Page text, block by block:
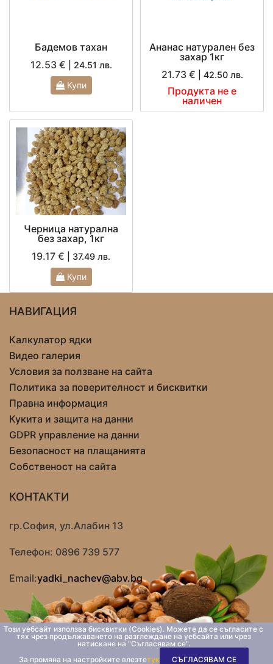
Бадемов тахан
12.53 €
| 24.51 лв.
Купи
Ананас натурален без
захар 1кг
21.73 €
| 42.50 лв.
Продукта не е
наличен
Черница натурална
без захар, 1кг
19.17 €
| 37.49 лв.
Купи
НАВИГАЦИЯ
Калкулатор ядки
Видео галерия
Условия за ползване на сайта
Политика за поверителност и бисквитки
Правна информация
Кукита и защита на данни
GDPR управление на данни
Безопасност на плащанията
Собственост на сайта
КОНТАКТИ
гр.София, ул.Алабин 13
Телефон: 0896 739 577
Email:yadki_nachev@abv.bg
© Copyright 2019. Всички права запазени. Уеб дизайн
www.irisvisia.com
Този уебсайт използва бисквитки (Cookies). Можете да се съгласите с
тях чрез продължаването на разглеждане на уебсайта или чрез
натискане на "Съгласявам се".
За промяна на настройките влезтетук СЪГЛАСЯВАМ СЕ